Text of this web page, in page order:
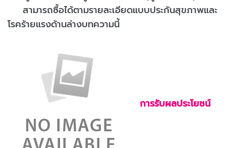
สามารถซื้อได้ตามรายละเอียดแบบประกันสุขภาพและ
โรคร้ายแรงด้านล่างบทความนี้
การรับผลประโยชน์